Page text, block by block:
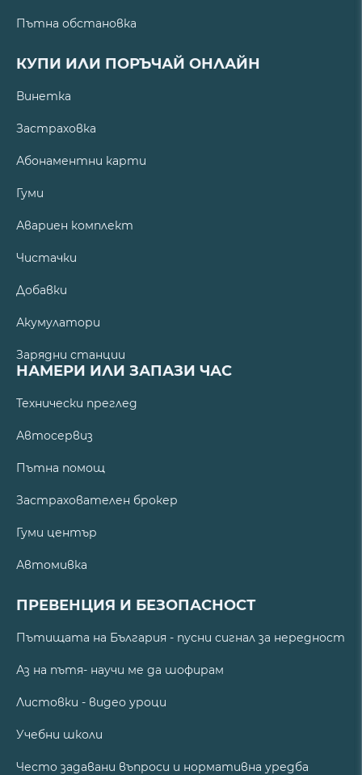
Пътна обстановка
КУПИ ИЛИ ПОРЪЧАЙ ОНЛАЙН
Винетка
Застраховка
Абонаментни карти
Гуми
Авариен комплект
Чистачки
Добавки
Акумулатори
Зарядни станции
НАМЕРИ ИЛИ ЗАПАЗИ ЧАС
Технически преглед
Автосервиз
Пътна помощ
Застрахователен брокер
Гуми център
Автомивка
ПРЕВЕНЦИЯ И БЕЗОПАСНОСТ
Пътищата на България - пусни сигнал за нередност
Аз на пътя- научи ме да шофирам
Листовки - видео уроци
Учебни школи
Често задавани въпроси и нормативна уредба